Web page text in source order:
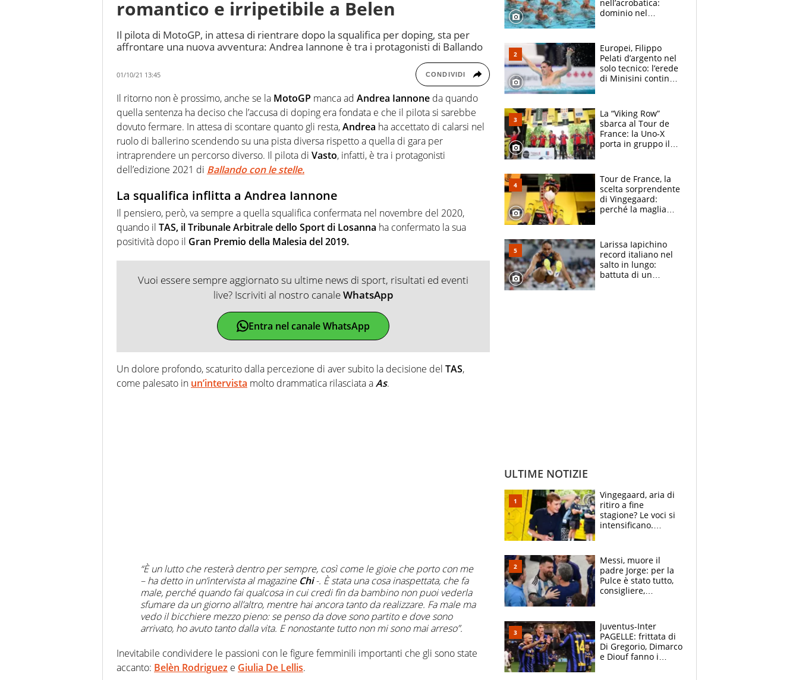
romantico e irripetibile a Belen
Il pilota di MotoGP, in attesa di rientrare dopo la squalifica per doping, sta per
affrontare una nuova avventura: Andrea Iannone è tra i protagonisti di Ballando
01/10/21 13:45 CONDIVIDI
Il ritorno non è prossimo, anche se la MotoGP manca ad Andrea Iannone da quando
quella sentenza ha deciso che l’accusa di doping era fondata e che il pilota si sarebbe
dovuto fermare. In attesa di scontare quanto gli resta,Andrea ha accettato di calarsi nel
ruolo di ballerino scendendo su una pista diversa rispetto a quella di gara per
intraprendere un percorso diverso. Il pilota di Vasto, infatti, è tra i protagonisti
dell’edizione 2021 di Ballando con le stelle.
La squalifica inflitta a Andrea Iannone
Il pensiero, però, va sempre a quella squalifica confermata nel novembre del 2020,
quando il TAS, il Tribunale Arbitrale dello Sport di Losanna ha confermato la sua
positività dopo il Gran Premio della Malesia del 2019.
Vuoi essere sempre aggiornato su ultime news di sport, risultati ed eventi
live? Iscriviti al nostro canaleWhatsApp
Entra nel canale WhatsApp
Un dolore profondo, scaturito dalla percezione di aver subito la decisione del TAS,
come palesato in un’intervista molto drammatica rilasciata aAs.
“È un lutto che resterà dentro per sempre, così come le gioie che porto con me
– ha detto in un’intervista al magazine Chi-. È stata una cosa inaspettata, che fa
male, perché quando fai qualcosa in cui credi fin da bambino non puoi vederla
sfumare da un giorno all’altro, mentre hai ancora tanto da realizzare. Fa male ma
vedo il bicchiere mezzo pieno: se penso da dove sono partito e dove sono
arrivato, ho avuto tanto dalla vita. E nonostante tutto non mi sono mai arreso”.
Inevitabile condividere le passioni con le figure femminili importanti che gli sono state
accanto: Belèn Rodriguez e Giulia De Lellis.
nell’acrobatica:
dominio nel
e compagni
continuare
Europei, Filippo
Pelati d’argento nel
solo tecnico: l’erede
di Minisini continua
mirino
La “Viking Row”
sbarca al Tour de
France: la Uno-X
porta in gruppo il
compagni
Tour de France, la
scelta sorprendente
di Vingegaard:
perché la maglia
rischio da evitare
Larissa Iapichino
record italiano nel
salto in lungo:
battuta di un
ULTIME NOTIZIE
Vingegaard, aria di
ritiro a fine
stagione? Le voci si
intensificano.
vuole la Roubaix
Messi, muore il
padre Jorge: per la
Pulce è stato tutto,
consigliere,
Juventus-Inter
PAGELLE: frittata di
Di Gregorio, Dimarco
e Diouf fanno i